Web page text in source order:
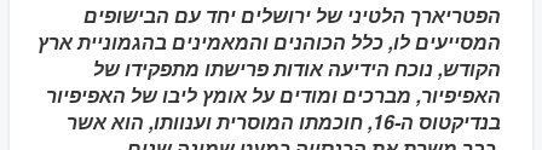
הפטריארך הלטיני של ירושלים יחד עם הבישופים
המסייעים לו, כלל הכוהנים והמאמינים בהגמוניית ארץ
הקודש, נוכח הידיעה אודות פרישתו מתפקידו של
האפיפיור, מברכים ומודים על אומץ ליבו של האפיפיור
בנדיקטוס ה-16, חוכמתו המוסרית וענוותו, הוא אשר